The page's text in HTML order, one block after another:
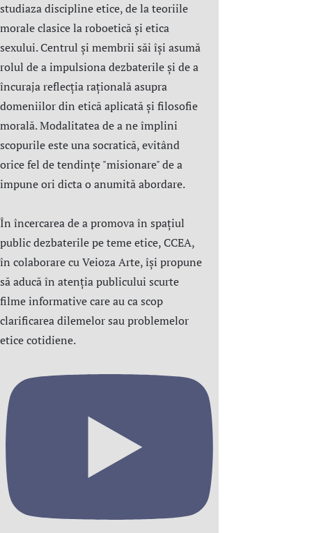
studiaza discipline etice, de la teoriile
morale clasice la roboetică și etica
sexului. Centrul şi membrii săi îşi asumă
rolul de a impulsiona dezbaterile și de a
încuraja reflecția rațională asupra
domeniilor din etică aplicată şi filosofie
morală. Modalitatea de a ne împlini
scopurile este una socratică, evitând
orice fel de tendințe "misionare" de a
impune ori dicta o anumită abordare.
În încercarea de a promova în spațiul
public dezbaterile pe teme etice, CCEA,
în colaborare cu Veioza Arte, își propune
să aducă în atenția publicului scurte
filme informative care au ca scop
clarificarea dilemelor sau problemelor
etice cotidiene.